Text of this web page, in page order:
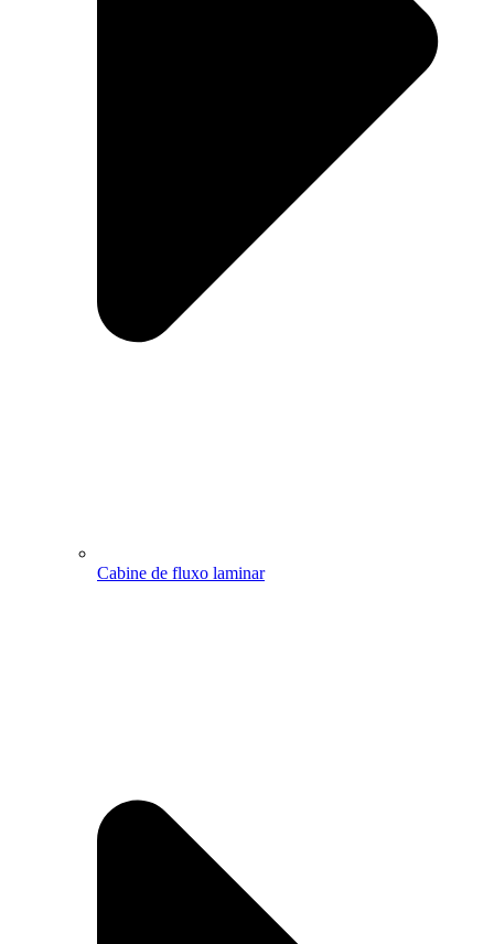
Cabine de fluxo laminar